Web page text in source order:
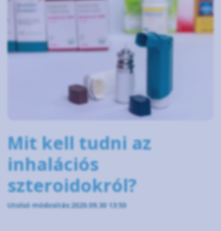
Mit kell tudni az
inhalációs
szteroidokról?
Utolsó módosítás:2020.09.30 13:50